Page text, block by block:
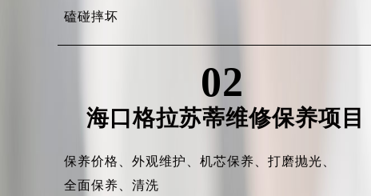
磕碰摔坏
02
海口格拉苏蒂维修保养项目
保养价格、外观维护、机芯保养、打磨抛光、
全面保养、清洗